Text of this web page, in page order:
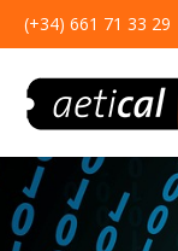
(+34) 661 71 33 29